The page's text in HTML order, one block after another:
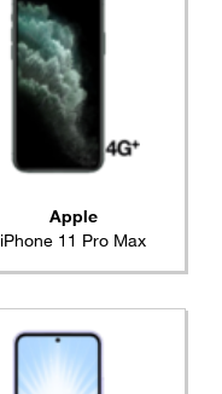
Apple
iPhone 11 Pro Max